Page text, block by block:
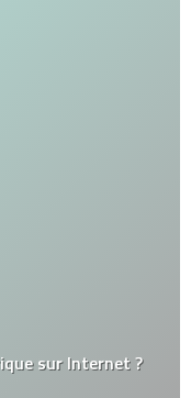
sur Internet ?